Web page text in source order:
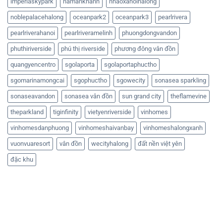
noblepalacehalong oceanpark2 oceanpark3 pearlrivera
pearlriverahanoi pearlriveramelinh phuongdongvandon
phuthiriverside phú thị riverside phương đông vân đồn
quangyencentro sgolaporta sgolaportaphuctho
sgomarinamongcai sgophuctho sgowecity sonasea sparkling
sonaseavandon sonasea vân đồn sun grand city theflamevine
theparkland tiginfinity vietyenriverside vinhomes
vinhomesdanphuong vinhomeshaivanbay vinhomeshalongxanh
vuonvuaresort vân đồn wecityhalong đất nền việt yên
đặc khu